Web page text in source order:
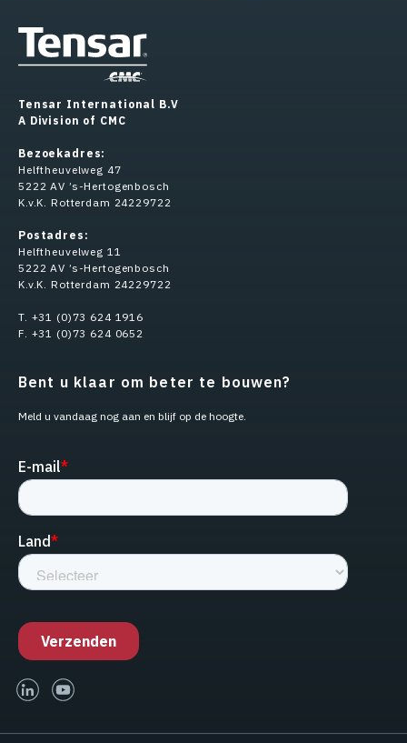
Tensar International B.V
A Division of CMC
Bezoekadres:
Helftheuvelweg 47
5222 AV ’s-Hertogenbosch
K.v.K. Rotterdam 24229722
Postadres:
Helftheuvelweg 11
5222 AV ’s-Hertogenbosch
K.v.K. Rotterdam 24229722
T. +31 (0)73 624 1916
F. +31 (0)73 624 0652
Bent u klaar om beter te bouwen?
Meld u vandaag nog aan en blijf op de hoogte.
linked-inyoutube